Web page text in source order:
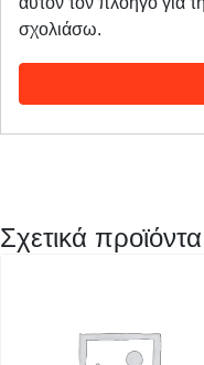
σχολιάσω.
Σχετικά προϊόντα